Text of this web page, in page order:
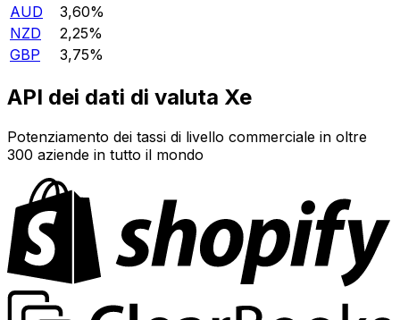
AUD
3,60%
NZD
2,25%
GBP
3,75%
API dei dati di valuta Xe
Potenziamento dei tassi di livello commerciale in oltre
300 aziende in tutto il mondo